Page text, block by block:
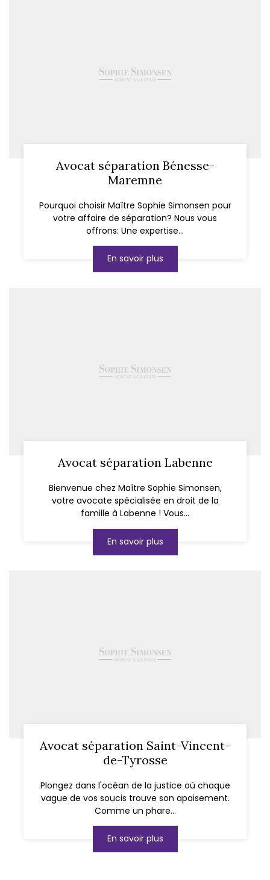
Avocat séparation Bénesse-
Maremne
Pourquoi choisir Maître Sophie Simonsen pour
votre affaire de séparation? Nous vous
offrons: Une expertise...
En savoir plus
Avocat séparation Labenne
Bienvenue chez Maître Sophie Simonsen,
votre avocate spécialisée en droit de la
famille à Labenne ! Vous...
En savoir plus
Avocat séparation Saint-Vincent-
de-Tyrosse
Plongez dans l'océan de la justice où chaque
vague de vos soucis trouve son apaisement.
Comme un phare...
En savoir plus